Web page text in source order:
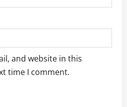
and website in this
time I comment.